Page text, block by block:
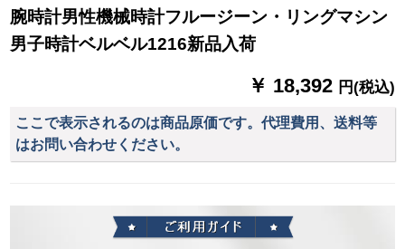
腕時計男性機械時計フルージーン・リングマシン
男子時計ベルベル1216新品入荷
￥ 18,392 円(税込)
ここで表示されるのは商品原価です。代理費用、送料等
はお問い合わせください。